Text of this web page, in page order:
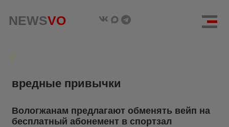
NEWSVO
NEWSVO
вредные привычки
Вологжанам предлагают обменять вейп на
бесплатный абонемент в спортзал